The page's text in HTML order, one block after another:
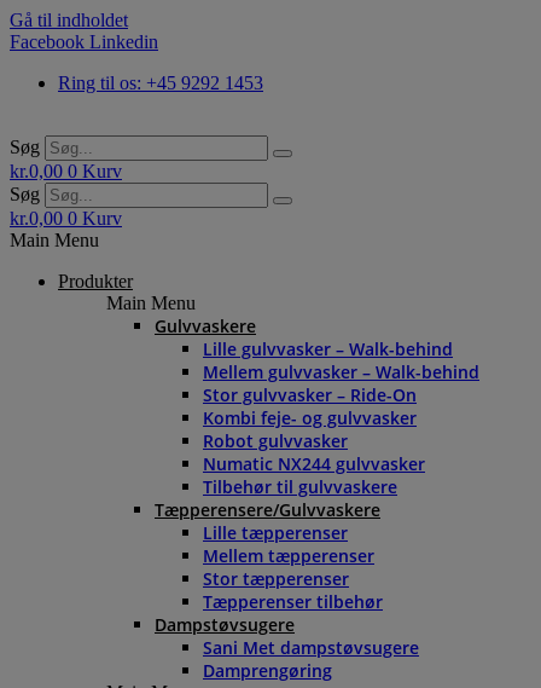
Gå til indholdet
Facebook Linkedin
Ring til os: +45 9292 1453
Søg
kr.0,00 0 Kurv
Søg
kr.0,00 0 Kurv
Main Menu
Produkter
Main Menu
Gulvvaskere
Lille gulvvasker – Walk-behind
Mellem gulvvasker – Walk-behind
Stor gulvvasker – Ride-On
Kombi feje- og gulvvasker
Robot gulvvasker
Numatic NX244 gulvvasker
Tilbehør til gulvvaskere
Tæpperensere/Gulvvaskere
Lille tæpperenser
Mellem tæpperenser
Stor tæpperenser
Tæpperenser tilbehør
Dampstøvsugere
Sani Met dampstøvsugere
Damprengøring